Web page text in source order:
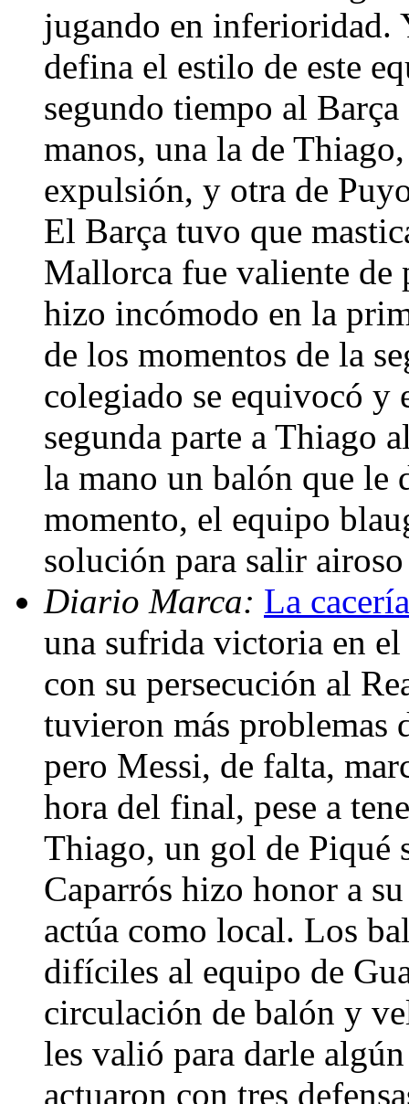
jugando en inferioridad.
defina el estilo de este
segundo tiempo al
manos, una la de
expulsión, y otra de
El Barça tuvo que
Mallorca fue valiente
hizo incómodo en la
de los momentos de la
colegiado se equivocó y
segunda parte a Thiago
la mano un balón que le
momento, el equipo
solución para salir
Diario Marca: La
una sufrida victoria en
con su persecución al
tuvieron más problemas
pero Messi, de falta,
hora del final, pese a
Thiago, un gol de Piqué
Caparrós hizo honor a
actúa como local. Los
difíciles al equipo de
circulación de balón y
les valió para darle
actuaron con tres